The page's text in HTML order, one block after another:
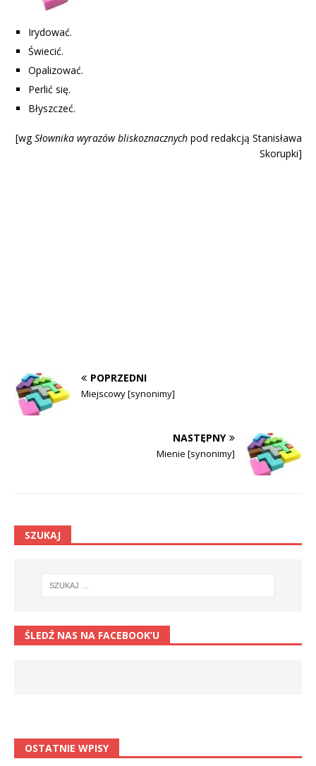
Irydować.
Świecić.
Opalizować.
Perlić się.
Błyszczeć.
[wgSłownika wyrazów bliskoznacznych pod redakcją Stanisława
Skorupki]
POPRZEDNI
Miejscowy [synonimy]
NASTĘPNY
Mienie [synonimy]
SZUKAJ
ŚLEDŹ NAS NA FACEBOOK’U
OSTATNIE WPISY